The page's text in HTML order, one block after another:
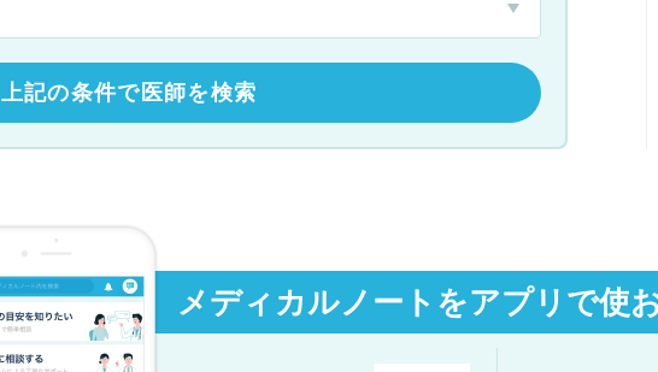
上記の条件で医師を検索
メディカルノートをアプリで使